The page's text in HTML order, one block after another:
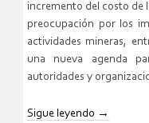
incremento del costo de
preocupación por los
actividades mineras,
una nueva agenda
autoridades y
Sigue leyendo →